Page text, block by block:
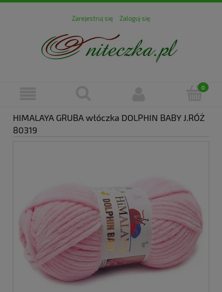
Zarejestruj się Zaloguj się
HIMALAYA GRUBA włóczka DOLPHIN BABY J.RÓŻ
80319